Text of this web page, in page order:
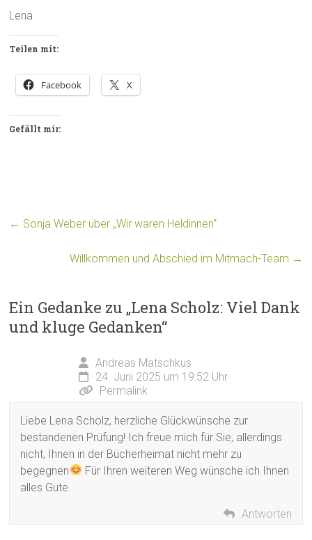
Lena
Teilen mit:
Facebook X
Gefällt mir:
← Sonja Weber über „Wir waren Heldinnen“
Willkommen und Abschied im Mitmach-Team →
Ein Gedanke zu „Lena Scholz: Viel Dank
und kluge Gedanken“
Andreas Matschkus
24. Juni 2025 um 19:52 Uhr
Permalink
Liebe Lena Scholz, herzliche Glückwünsche zur
bestandenen Prüfung! Ich freue mich für Sie, allerdings
nicht, Ihnen in der Bücherheimat nicht mehr zu
begegnen
Für Ihren weiteren Weg wünsche ich Ihnen
alles Gute.
Antworten